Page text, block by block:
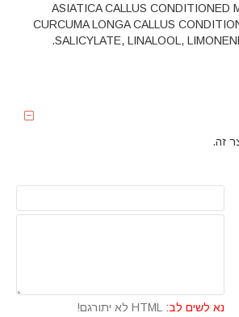
ASIATICA CALLUS CONDITIONED
CURCUMA LONGA CALLUS
SALICYLATE, LINALOOL,
זה.
נא לשים לב: